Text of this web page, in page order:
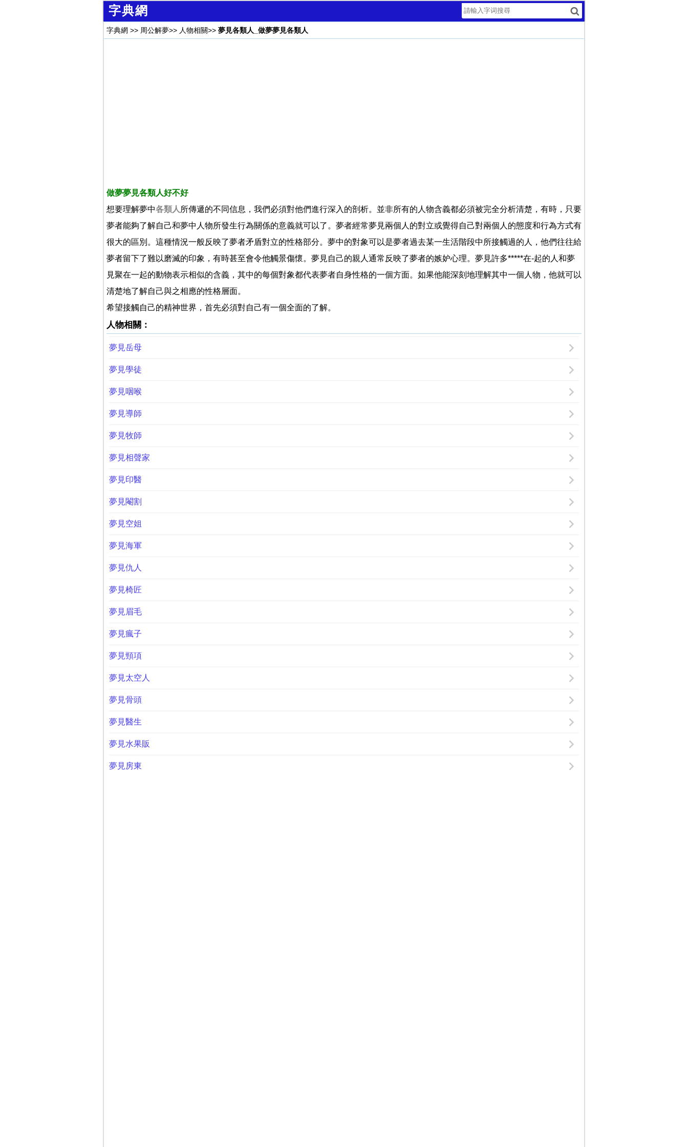
字典網
字典網 >> 周公解夢>> 人物相關>> 夢見各類人_做夢夢見各類人
做夢夢見各類人好不好
想要理解夢中各類人 所傳遞的不同信息，我們必須對他們進行深入的剖析。並非所有的人物含義都必須被完全分析清楚，有時，只要
夢者能夠了解自己和夢中人物所發生行為關係的意義就可以了。夢者經常夢見兩個人的對立或覺得自己對兩個人的態度和行為方式有
很大的區別。這種情況一般反映了夢者矛盾對立的性格部分。夢中的對象可以是夢者過去某一生活階段中所接觸過的人，他們往往給
夢者留下了難以磨滅的印象，有時甚至會令他觸景傷懷。夢見自己的親人通常反映了夢者的嫉妒心理。夢見許多*****在-起的人和夢
見聚在一起的動物表示相似的含義，其中的每個對象都代表夢者自身性格的一個方面。如果他能深刻地理解其中一個人物，他就可以
清楚地了解自己與之相應的性格層面。
希望接觸自己的精神世界，首先必須對自己有一個全面的了解。
人物相關：
夢見岳母
夢見學徒
夢見咽喉
夢見導師
夢見牧師
夢見相聲家
夢見印醫
夢見閹割
夢見空姐
夢見海軍
夢見仇人
夢見椅匠
夢見眉毛
夢見瘋子
夢見頸項
夢見太空人
夢見骨頭
夢見醫生
夢見水果販
夢見房東